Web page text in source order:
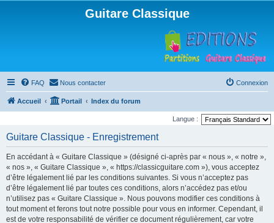
Guitare Classique
FAQ Nous contacter Connexion
Accueil Portail Index du forum
Langue :
Guitare Classique - Enregistrement
En accédant à « Guitare Classique » (désigné ci-après par « nous », « notre »,
« nos », « Guitare Classique », « https://classicguitare.com »), vous acceptez
d’être légalement lié par les conditions suivantes. Si vous n’acceptez pas
d’être légalement lié par toutes ces conditions, alors n’accédez pas et/ou
n’utilisez pas « Guitare Classique ». Nous pouvons modifier ces conditions à
tout moment et ferons tout notre possible pour vous en informer. Cependant, il
est de votre responsabilité de vérifier ce document régulièrement, car votre